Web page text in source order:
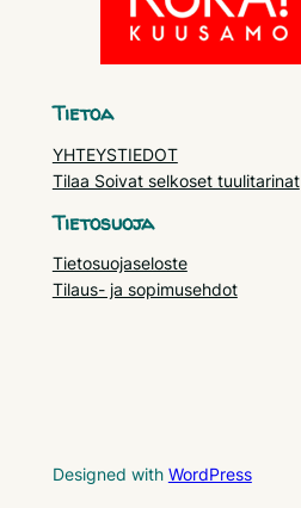
Tietoa
YHTEYSTIEDOT
Tilaa Soivat selkoset tuulitarinat
Tietosuoja
Tietosuojaseloste
Tilaus- ja sopimusehdot
Designed with WordPress